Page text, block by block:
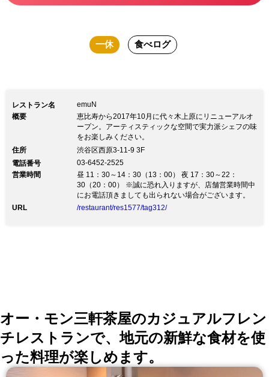
で、ゆったりとワンランク上の時間をお
一休 食べログ
レストラン名
emuN
概要
恵比寿から2017年10月に代々木上原にリニューアルオ
ープン。アーティスティックな空間で実力派シェフの味
をお楽しみください。
住所
渋谷区西原3-11-9 3F
電話番号
03-6452-2525
営業時間
昼 11：30～14：30（13：00） 夜 17：30～22：
30（20：00） ※誠に恐れ入りますが、店舗営業時間中
にお電話頂きましても出られない場合がございます。
URL
/restaurant/res1577/tag312/
オー・モン三軒茶屋のカジュアルフレン
チレストランで、地元の新鮮な食材を使
った料理が楽しめます。